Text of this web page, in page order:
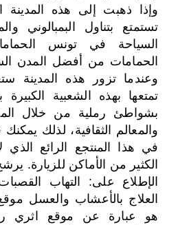
وإذا ذهبت إلى هذه
تستمتع بتناول البمبالوني
السياحة في تونس
الحمامات من أفضل المدن
وعندما تزور هذه المدينة
تمتعها بهذه الشعبية الكبيرة
بشواطئ رملية من خلال
والمعالم الثقافية، لذلك
في هذا المنتجع الرائع
الكثير من الأماكن للزيارة.
الإطلاع على: التهاب
العلاج بالأعشاب والعسل
هو عبارة عن موقع اثري